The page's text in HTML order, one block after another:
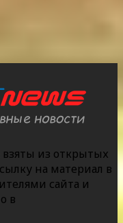
из открытых
на материал в
сайта и
в